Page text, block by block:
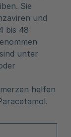
Sie
und
bis 48
unter
helfen